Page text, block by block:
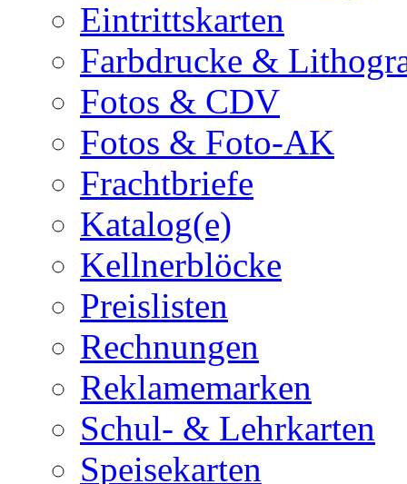
Eintrittskarten
Farbdrucke &
Fotos & CDV
Fotos & Foto-AK
Frachtbriefe
Katalog(e)
Kellnerblöcke
Preislisten
Rechnungen
Reklamemarken
Schul- & Lehrkarten
Speisekarten